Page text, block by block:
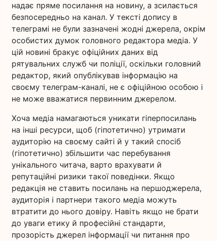
надає пряме посилання на новину, а зсилається
безпосередньо на канал. У тексті допису в
телеграмі не були зазначені жодні джерела, окрім
особистих думок головного редактора медіа. У
цій новині бракує офіційних даних від
рятувальних служб чи поліції, оскільки головний
редактор, який опублікував інформацію на
своєму телеграм-каналі, не є офіційною особою і
не може вважатися первинним джерелом.
Хоча медіа намагаються уникати гіперпосилань
на інші ресурси, щоб (гіпотетично) утримати
аудиторію на своєму сайті й у такий спосіб
(гіпотетично) збільшити час перебування
унікального читача, варто врахувати й
репутаційні ризики такої поведінки. Якщо
редакція не ставить посилань на першоджерела,
аудиторія і партнери такого медіа можуть
втратити до нього довіру. Навіть якщо не брати
до уваги етику й професійні стандарти,
прозорість джерел інформації чи питання про